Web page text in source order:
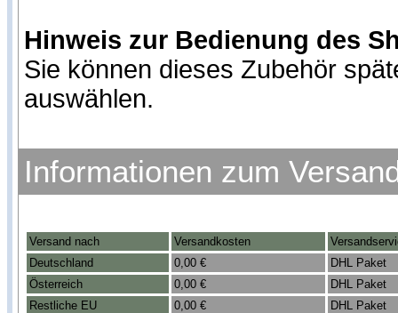
Hinweis zur Bedienung des
Sie können dieses Zubehör
auswählen.
Informationen zum
Versand nach Versandkosten
Deutschland
0,00 €
DHL Paket
Österreich
0,00 €
DHL Paket
Restliche EU
0,00 €
DHL Paket